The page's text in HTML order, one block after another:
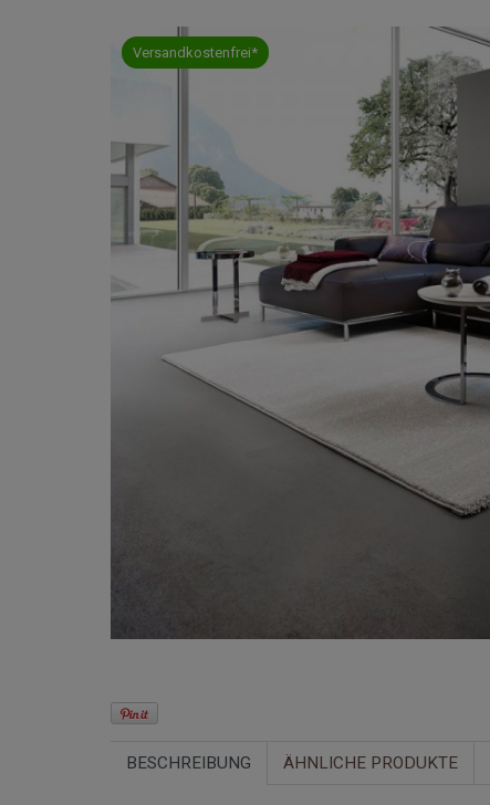
Versandkostenfrei*
BESCHREIBUNG ÄHNLICHE PRODUKTE